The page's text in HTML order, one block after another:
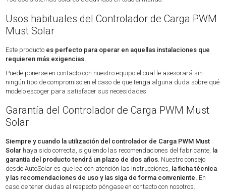
Usos habituales del Controlador de Carga PWM
Must Solar
Este producto es perfecto para operar en aquellas instalaciones que
requieren más exigencias.
Puede ponerse en contacto con nuestro equipo el cual le asesorará sin
ningún tipo de compromiso en el caso de que tenga alguna duda sobre qué
modelo escoger para satisfacer sus necesidades.
Garantía del Controlador de Carga PWM Must
Solar
Siempre y cuando la utilización del controlador de Carga PWM Must
Solar haya sido correcta, siguiendo las recomendaciones del fabricante, la
garantía del producto tendrá un plazo de dos años . Nuestro consejo
desde AutoSolar es que lea con atención las instrucciones, la ficha técnica
y las recomendaciones de uso y las siga de forma conveniente. En
caso de tener dudas al respecto póngase en contacto con nosotros.